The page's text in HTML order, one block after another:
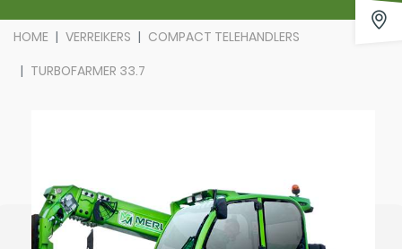
HOME VERREIKERS
COMPACT TELEHANDLERS
TURBOFARMER 33.7